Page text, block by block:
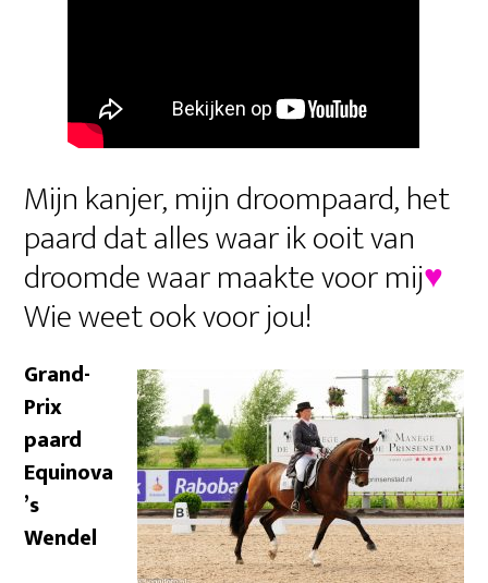
Mijn kanjer, mijn droompaard, het
paard dat alles waar ik ooit van
droomde waar maakte voor mij♥
Wie weet ook voor jou!
Grand-
Prix
paard
Equinova
’s
Wendel